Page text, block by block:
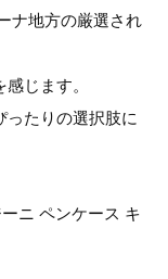
ナ地方の厳選され
じます。
ったりの選択肢に
ニ ペンケース キ